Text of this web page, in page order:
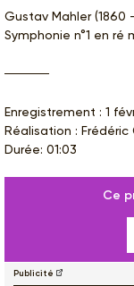
Gustav Mahler (1860 -
Symphonie n°1 en ré
Enregistrement : 1
Réalisation : Frédéric
Durée: 01:03
Ce
Publicité